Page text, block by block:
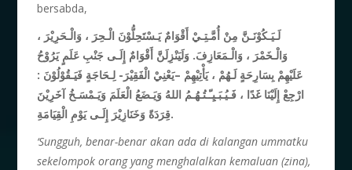
bersabda,
لَـيَـكُوْنَـنَّ مِنْ أُمَّـتِـيْ أَقْوَامٌ يَـسْتَحِلُّوْنَ الْـحِرَ ، وَالْـحَرِيْرَ ،
وَالْـخَمْرَ ، وَالْـمَعَازِفَ. وَلَيَنْزِلَنَّ أَقْوَامٌ إِلَـى جَنْبِ عَلَمٍ يَرُوْحُ
عَلَيْهِمْ بِسَارِحَةٍ لَـهُمْ ، يَأْتِيْهِمْ –يَعْنِيْ الْفَقِيْرَ- لِـحَاجَةٍ فَيَـقُوْلُوْنَ :
ارْجِعْ إِلَيْنَا غَدًا ، فَـيُـبَـيِـّـتُـهُـمُ اللهُ وَيَـضَعُ الْعَلَمَ وَيَـمْسَـخُ آخَرِيْنَ
قِرَدَةً وَخَنَازِيْرَ إِلَـى يَوْمِ الْقِيَامَةِ.
‘Sungguh, benar-benar akan ada di kalangan ummatku
sekelompok orang yang menghalalkan kemaluan (zina),